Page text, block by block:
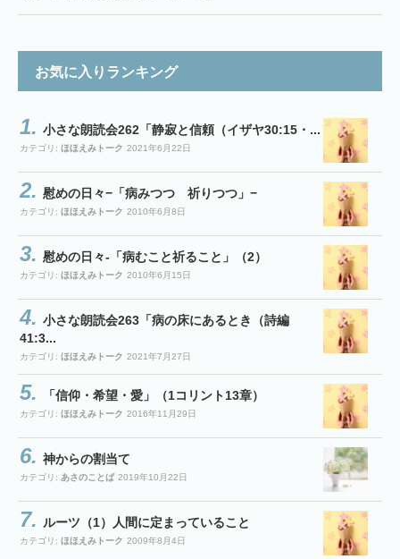
お気に入りランキング
小さな朗読会262「静寂と信頼（イザヤ30:15・...
カテゴリ: ほほえみトーク 2021年6月22日
慰めの日々−「病みつつ 祈りつつ」−
カテゴリ: ほほえみトーク 2010年6月8日
慰めの日々-「病むこと祈ること」（2）
カテゴリ: ほほえみトーク 2010年6月15日
小さな朗読会263「病の床にあるとき（詩編
41:3...
カテゴリ: ほほえみトーク 2021年7月27日
「信仰・希望・愛」（1コリント13章）
カテゴリ: ほほえみトーク 2016年11月29日
神からの割当て
カテゴリ: あさのことば 2019年10月22日
ルーツ（1）人間に定まっていること
カテゴリ: ほほえみトーク 2009年8月4日